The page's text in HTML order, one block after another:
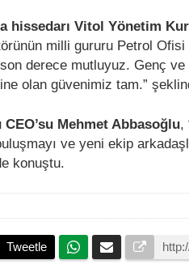
hissedarı Vitol Yönetim
milli gururu Petrol
son derece mutluyuz. Genç
olan güvenimiz tam.”
Mehmet Abbasoğlu,
ve yeni ekip
konuştu.
Tweetle